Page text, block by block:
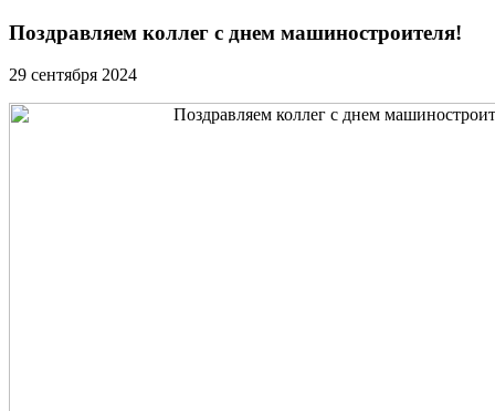
Поздравляем коллег с днем машиностроителя!
29 сентября 2024